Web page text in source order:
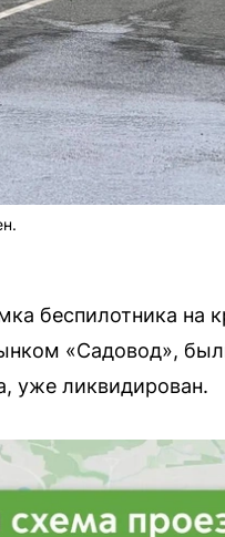
беспилотника на
«Садовод»,
уже ликвидирован.